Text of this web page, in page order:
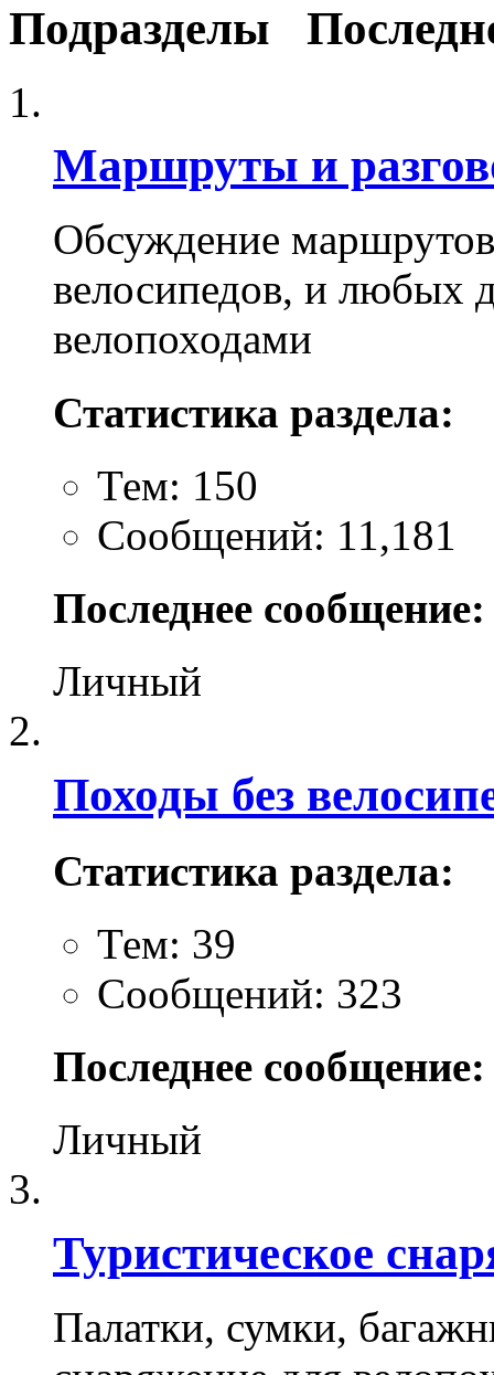
Подразделы
Маршруты и
Обсуждение
велосипедов, и любых
велопоходами
Статистика раздела:
Тем: 150
Сообщений: 11,181
Последнее сообщение:
Личный
Походы без
Статистика раздела:
Тем: 39
Сообщений: 323
Последнее сообщение:
Личный
Туристическое
Палатки, сумки,